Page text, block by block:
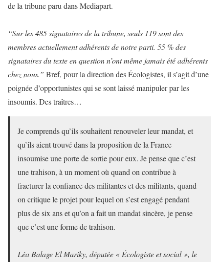
de la tribune paru dans Mediapart.
“Sur les 485 signataires de la tribune, seuls 119 sont des
membres actuellement adhérents de notre parti. 55 % des
signataires du texte en question n’ont même jamais été adhérents
chez nous.” Bref, pour la direction des Écologistes, il s’agit d’une
poignée d’opportunistes qui se sont laissé manipuler par les
insoumis. Des traîtres…
Je comprends qu’ils souhaitent renouveler leur mandat, et
qu’ils aient trouvé dans la proposition de la France
insoumise une porte de sortie pour eux. Je pense que c’est
une trahison, à un moment où quand on contribue à
fracturer la confiance des militantes et des militants, quand
on critique le projet pour lequel on s’est engagé pendant
plus de six ans et qu’on a fait un mandat sincère, je pense
que c’est une forme de trahison.
Léa Balage El Mariky, députée « Écologiste et social », le